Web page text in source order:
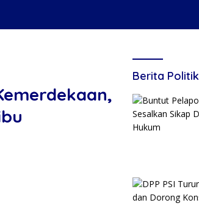
Berita Politik